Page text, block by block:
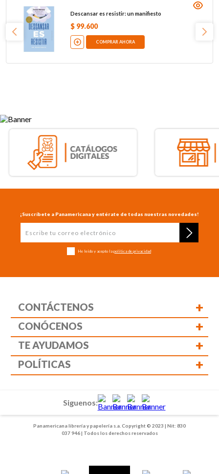
Descansar es resistir: un manifiesto
$ 99.600
COMPRAR AHORA
¡Suscríbete a Panamericana y entérate de todas nuestras novedades!
He leído y acepto la política de privacidad
CONTÁCTENOS +
CONÓCENOS +
TE AYUDAMOS +
POLÍTICAS +
Panamericana librería y papelería s.a. Copyright © 2023 | Nit: 830
037 946 | Todos los derechos reservados
Siguenos: